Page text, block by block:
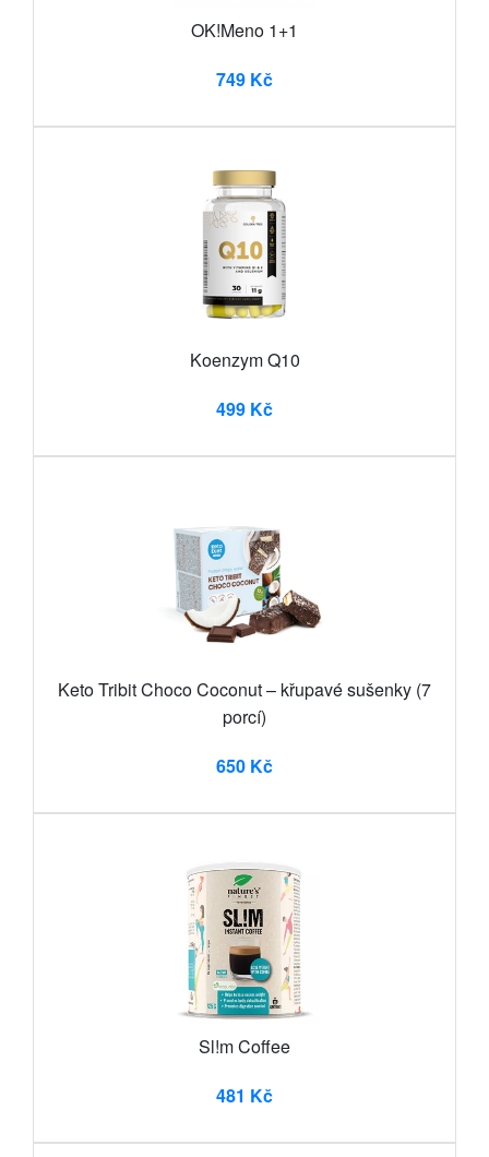
OK!Meno 1+1
749 Kč
Koenzym Q10
499 Kč
Keto Tribit Choco Coconut – křupavé sušenky (7
porcí)
650 Kč
Sl!m Coffee
481 Kč